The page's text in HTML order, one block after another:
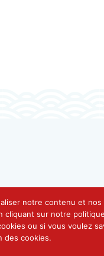
notre contenu et
cliquant sur notre
ou si vous voulez
des cookies.